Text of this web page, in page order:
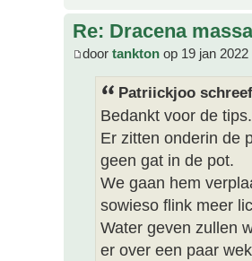
Re: Dracena
door tankton op 19 jan 2022
Patriickjoo
Bedankt voor de tips.
Er zitten onderin de
geen gat in de pot.
We gaan hem
sowieso flink meer
Water geven zullen
er over een paar